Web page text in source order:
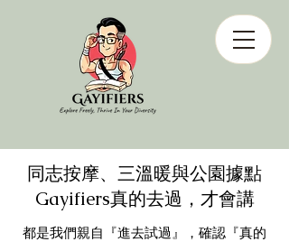
同志按摩、三溫暖與公園據點
Gayifiers真的去過，才會講
都是我們親自『進去試過』，確認『真的